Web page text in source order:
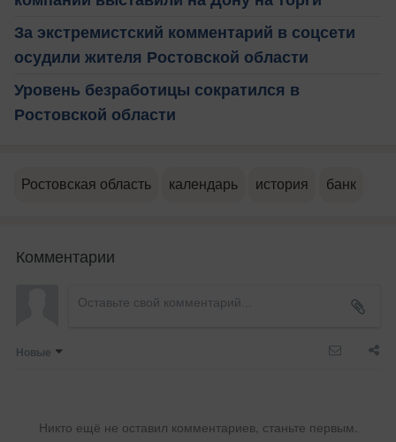
За экстремистский комментарий в соцсети
осудили жителя Ростовской области
Уровень безработицы сократился в
Ростовской области
Ростовская область календарь история банк
Комментарии
Новые
Никто ещё не оставил комментариев, станьте первым.